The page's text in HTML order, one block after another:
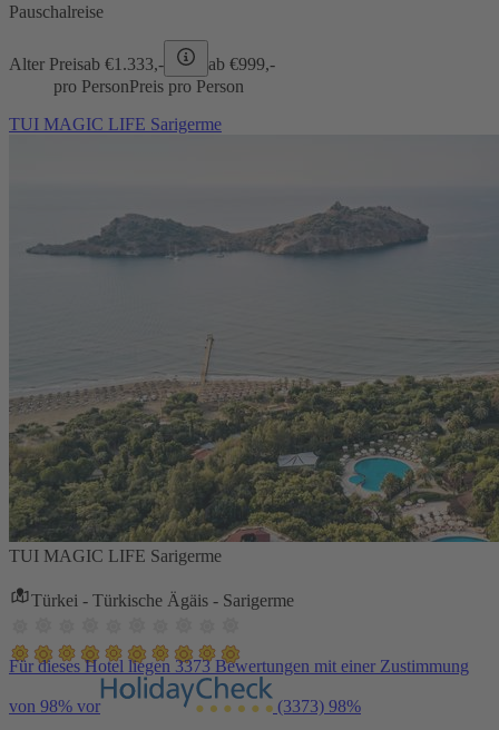
Pauschalreise
Alter Preisab €1.333,- ab €999,-
pro PersonPreis pro Person
TUI MAGIC LIFE Sarigerme
TUI MAGIC LIFE Sarigerme
Türkei - Türkische Ägäis - Sarigerme
Für dieses Hotel liegen 3373 Bewertungen mit einer Zustimmung
von 98% vor (3373) 98%